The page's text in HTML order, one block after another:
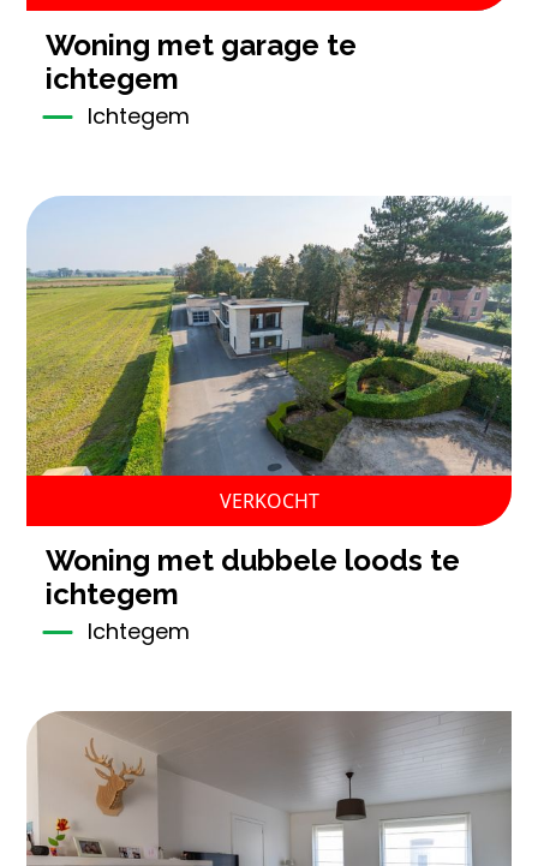
woning met garage te
ichtegem
Ichtegem
VERKOCHT
woning met dubbele loods te
ichtegem
Ichtegem